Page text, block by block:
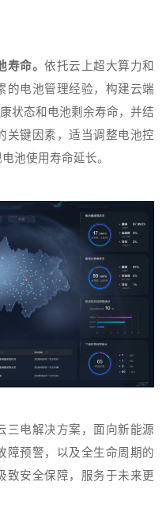
命。 依托云上超大算力和
的电池管理经验，构建云端
状态和电池剩余寿命，并结
关键因素，适当调整电池控
池使用寿命延长。
三电解决方案，面向新能源
障预警，以及全生命周期的
致安全保障，服务于未来更